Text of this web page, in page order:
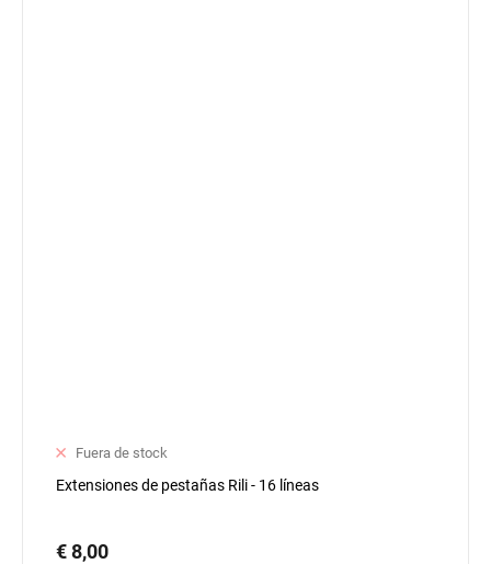
Fuera de stock
Extensiones de pestañas Rili - 16 líneas
€ 8,00